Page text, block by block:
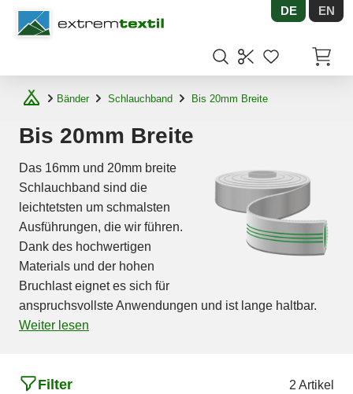
Shopware DE EN
Bänder Schlauchband Bis 20mm Breite
Bis 20mm Breite
Das 16mm und 20mm breite
Schlauchband sind die
leichtetsten um schmalsten
Ausführungen, die wir führen.
Dank des hochwertigen
Materials und der hohen
Bruchlast eignet es sich für
anspruchsvollste Anwendungen und ist lange haltbar.
Weiter lesen
Filter 2 Artikel